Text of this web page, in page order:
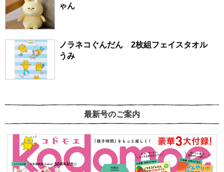
ゃん
ノラネコぐんだん 2枚組フェイスタオル
うみ
最新号のご案内